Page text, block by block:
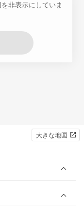
非表示にしていま
大きな地図